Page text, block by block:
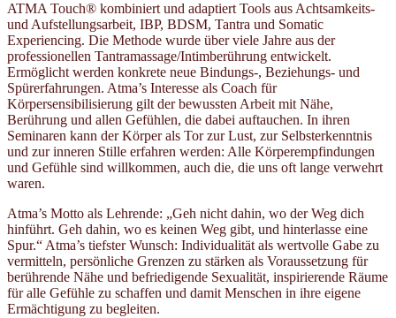
ATMA Touch® kombiniert und adaptiert Tools aus Achtsamkeits-
und Aufstellungsarbeit, IBP, BDSM, Tantra und Somatic
Experiencing. Die Methode wurde über viele Jahre aus der
professionellen Tantramassage/Intimberührung entwickelt.
Ermöglicht werden konkrete neue Bindungs-, Beziehungs- und
Spürerfahrungen. Atma’s Interesse als Coach für
Körpersensibilisierung gilt der bewussten Arbeit mit Nähe,
Berührung und allen Gefühlen, die dabei auftauchen. In ihren
Seminaren kann der Körper als Tor zur Lust, zur Selbsterkenntnis
und zur inneren Stille erfahren werden: Alle Körperempfindungen
und Gefühle sind willkommen, auch die, die uns oft lange verwehrt
waren.
Atma’s Motto als Lehrende: „Geh nicht dahin, wo der Weg dich
hinführt. Geh dahin, wo es keinen Weg gibt, und hinterlasse eine
Spur.“ Atma’s tiefster Wunsch: Individualität als wertvolle Gabe zu
vermitteln, persönliche Grenzen zu stärken als Voraussetzung für
berührende Nähe und befriedigende Sexualität, inspirierende Räume
für alle Gefühle zu schaffen und damit Menschen in ihre eigene
Ermächtigung zu begleiten.